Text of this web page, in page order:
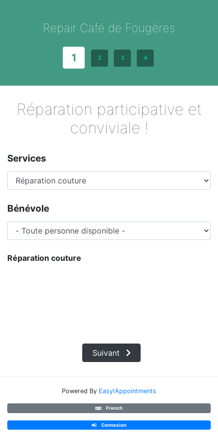
Repair Café de Fougères
1 2 3 4
Réparation participative et
conviviale !
Services
Bénévole
Réparation couture
Suivant
Powered By Easy!Appointments
French
Connexion